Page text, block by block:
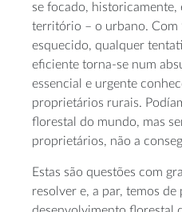
se focado, historicamente,
território – o urbano. Com
esquecido, qualquer
eficiente torna-se num
essencial e urgente
proprietários rurais.
florestal do mundo, mas
proprietários, não a
Estas são questões com
resolver e, a par, temos